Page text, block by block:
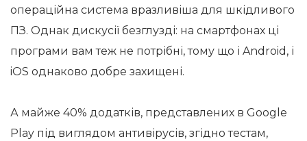
операційна система вразливіша для шкідливого
ПЗ. Однак дискусії безглузді: на смартфонах ці
програми вам теж не потрібні, тому що і Android, і
iOS однаково добре захищені.
А майже 40% додатків, представлених в Google
Play під виглядом антивірусів, згідно тестам,